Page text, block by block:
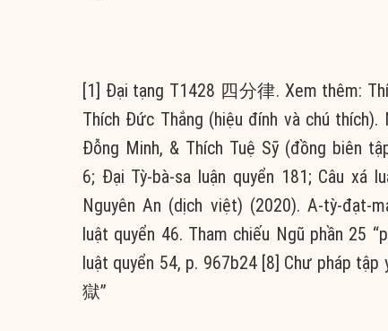
[1] Đại tạng T1428 四分律. Xem thêm:
Thích Đức Thắng (hiệu đính và chú thích).
Đỗng Minh, & Thích Tuệ Sỹ (đồng biên
6; Đại Tỳ-bà-sa luận quyển 181; Câu xá
Nguyên An (dịch việt) (2020). A-tỳ-đạt-
luật quyển 46. Tham chiếu Ngũ phần 25
luật quyển 54, p. 967b24[8] Chư pháp
獄”